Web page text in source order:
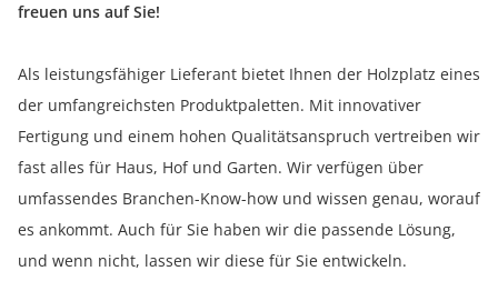
freuen uns auf Sie!
Als leistungsfähiger Lieferant bietet Ihnen der Holzplatz eines
der umfangreichsten Produktpaletten. Mit innovativer
Fertigung und einem hohen Qualitätsanspruch vertreiben wir
fast alles für Haus, Hof und Garten. Wir verfügen über
umfassendes Branchen-Know-how und wissen genau, worauf
es ankommt. Auch für Sie haben wir die passende Lösung,
und wenn nicht, lassen wir diese für Sie entwickeln.